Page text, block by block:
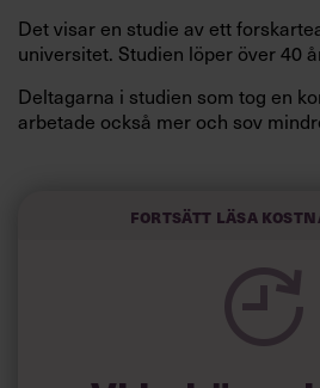
Det visar en studie av ett
universitet. Studien löper över 40
Deltagarna i studien som tog en
arbetade också mer och sov
Forskarna tror sig dessutom
försök att förändra livsstilsvanor.
Fortsätt läsa